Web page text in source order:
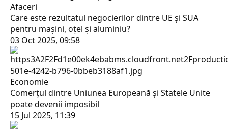
Afaceri
Care este rezultatul negocierilor dintre UE şi SUA
pentru mașini, oţel şi aluminiu?
03 Oct 2025, 09:58
Economie
Comerţul dintre Uniunea Europeană şi Statele Unite
poate devenii imposibil
15 Jul 2025, 11:39